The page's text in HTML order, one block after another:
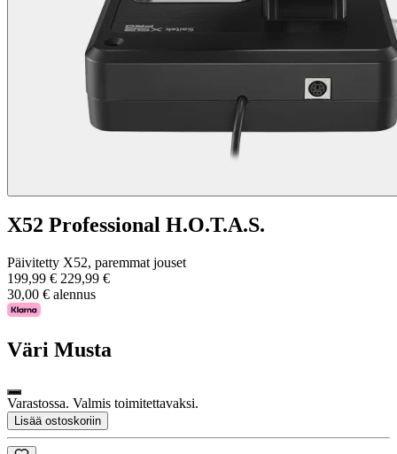
X52 Professional H.O.T.A.S.
Päivitetty X52, paremmat jouset
199,99 € 229,99 €
30,00 € alennus
Väri Musta
Varastossa. Valmis toimitettavaksi.
Lisää ostoskoriin